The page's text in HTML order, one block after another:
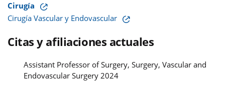
Cirugía
Cirugía Vascular y Endovascular
Citas y afiliaciones actuales
Assistant Professor of Surgery, Surgery, Vascular and
Endovascular Surgery 2024